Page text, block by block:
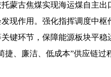
蒙古焦煤实现海运煤自主
现作用。强化指挥调度中
键环节，保障能源板块平
、廉洁、低成本”供应链过